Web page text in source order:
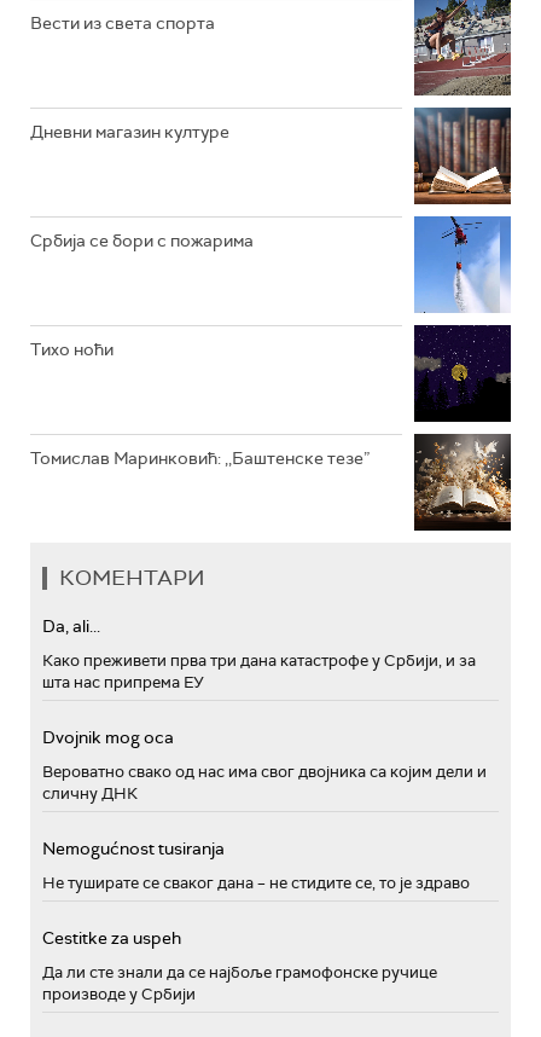
РАДИО ЏЕЗЕР
Вести из света спорта
Дневни магазин културе
Србија се бори с пожарима
Тихо ноћи
Томислав Маринковић: ,,Баштенске тезе”
КОМЕНТАРИ
Da, ali...
Како преживети прва три дана катастрофе у Србији, и за
шта нас припрема ЕУ
Dvojnik mog oca
Вероватно свако од нас има свог двојника са којим дели и
сличну ДНК
Nemogućnost tusiranja
Не туширате се сваког дана – не стидите се, то је здраво
Cestitke za uspeh
Да ли сте знали да се најбоље грамофонске ручице
производе у Србији